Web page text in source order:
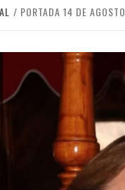
PORTADA 14 DE AGOSTO